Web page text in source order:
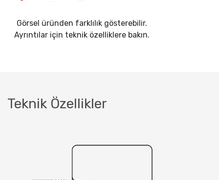
Görsel üründen farklılık gösterebilir.
Ayrıntılar için teknik özelliklere bakın.
Teknik Özellikler